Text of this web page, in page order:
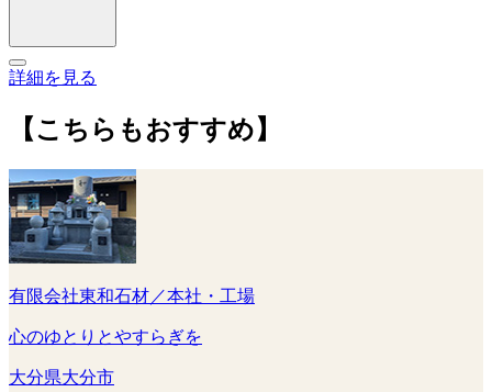
詳細を見る
【こちらもおすすめ】
有限会社東和石材／本社・工場
心のゆとりとやすらぎを
大分県大分市